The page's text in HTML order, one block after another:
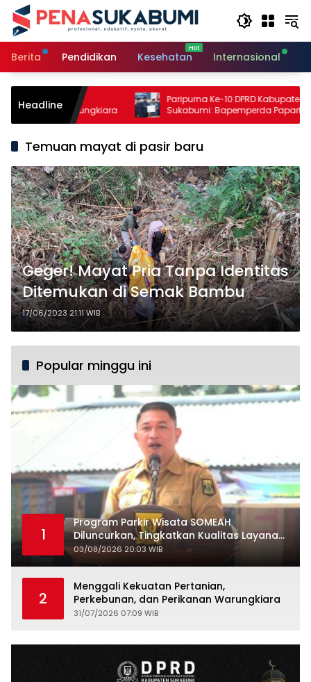
Langsung
konten
Berita
Pendidikan Kesehatan Internasional
Headline
Warungkiara
Paripurna Ke-10 DPRD Kabupaten
Sukabumi: Bapemperda Paparkan Hasil
Bahasan, Bupati Sampaikan Nota
Temuan mayat di pasir baru
Geger! Mayat Pria Tanpa Identitas
Ditemukan di Semak Bambu
17/06/2023 21:11 WIB
Popular minggu ini
1
Program Parkir Wisata SOMEAH
Diluncurkan, Tingkatkan Kualitas Layanan
Kepariwisataan
03/08/2026 20:03 WIB
2
Menggali Kekuatan Pertanian,
Perkebunan, dan Perikanan Warungkiara
31/07/2026 07:09 WIB